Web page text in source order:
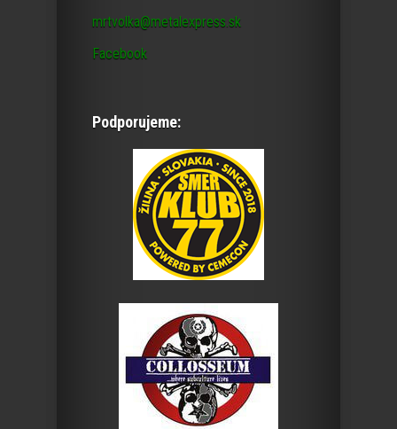
mrtvolka@metalexpress.sk
Facebook
Podporujeme: